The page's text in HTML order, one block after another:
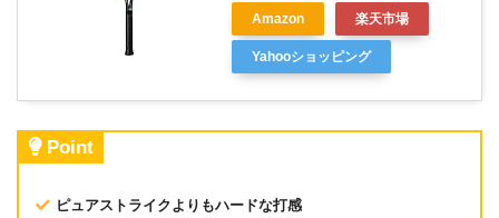
Amazon 楽天市場
Yahooショッピング
Point
ピュアストライクよりもハードな打感